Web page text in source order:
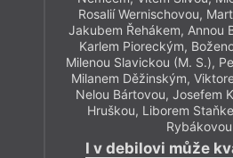
Rosalií Wernischovou,
Jakubem Řehákem, Annou
Karlem Pioreckým,
Milenou Slavickou (M. S.),
Milanem Děžinským,
Nelou Bártovou, Josefem
Hruškou, Liborem
Rybákovou
I v debilovi může